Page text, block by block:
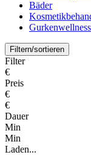
Bäder
Gurkenwellness
Filtern/sortieren
Filter
€
Preis
€
€
Dauer
Min
Min
Laden...